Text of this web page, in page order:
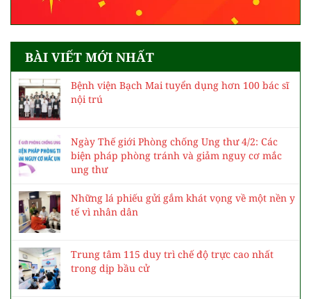
BÀI VIẾT MỚI NHẤT
Bệnh viện Bạch Mai tuyển dụng hơn 100 bác sĩ
nội trú
Ngày Thế giới Phòng chống Ung thư 4/2: Các
biện pháp phòng tránh và giảm nguy cơ mắc
ung thư
Những lá phiếu gửi gắm khát vọng về một nền y
tế vì nhân dân
Trung tâm 115 duy trì chế độ trực cao nhất
trong dịp bầu cử